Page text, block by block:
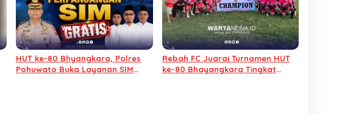
HUT ke-80 Bhyangkara, Polres
Pohuwato Buka Layanan SIM
Rebah FC Juarai Turnamen HUT
ke-80 Bhayangkara Tingkat